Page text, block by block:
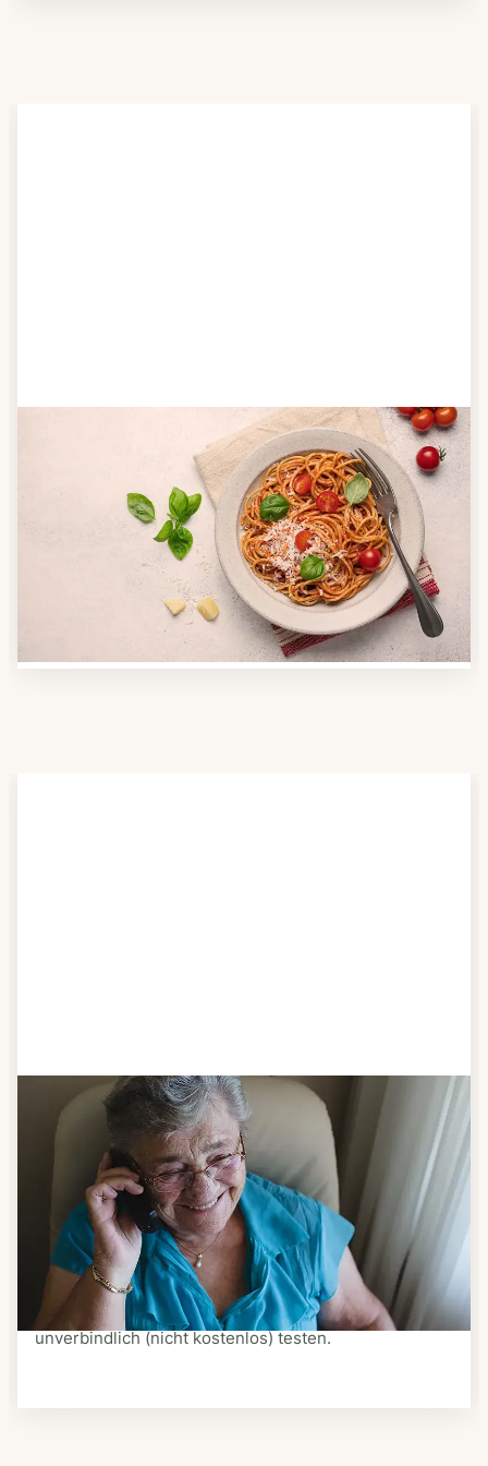
Anbieter finden
Nutzen Sie unsere große Mahlzeiten-Dienst-Suche,
um herauszufinden, welche Anbieter es in Ihrer
Region gibt und welcher am besten zu Ihnen passt.
Verschaffen Sie sich auch einen Überblick über die
Essen auf Rädern-Kosten.
Schritt 3
Bestellen & liefern lassen
Suchen Sie sich aus dem Speiseplan Ihres Anbieters
aus, was Ihnen schmeckt. Bestellen Sie telefonisch,
schriftlich oder im Online-Shop Ihres Anbieters.
Ein Kurier liefert Ihnen das bestellte Essen zum
vereinbarten Zeitpunkt nach Hause. Bei vielen
Anbietern können Sie Essen auf Rädern auch
unverbindlich (nicht kostenlos) testen.